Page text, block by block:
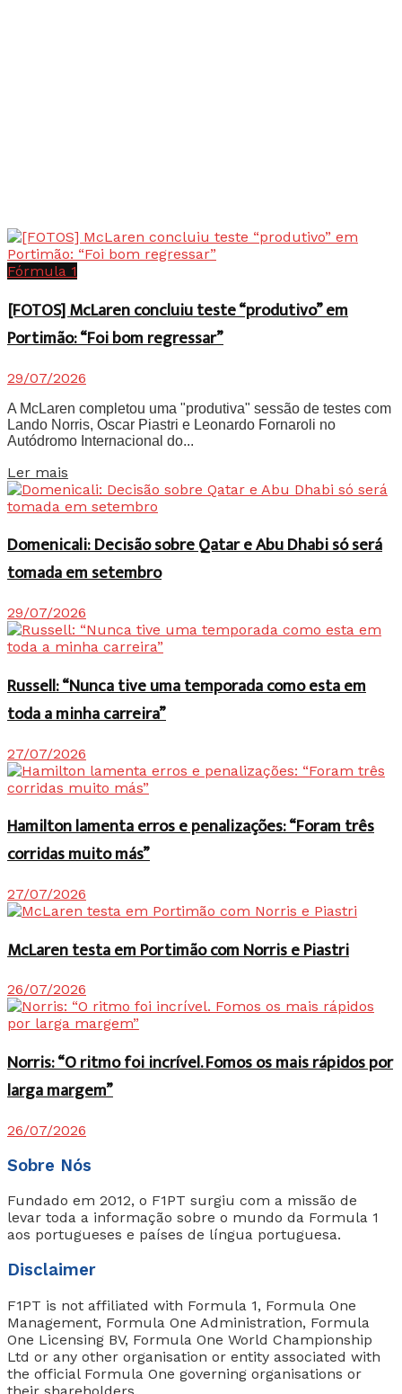
Fórmula 1
[FOTOS] McLaren concluiu teste “produtivo” em
Portimão: “Foi bom regressar”
29/07/2026
A McLaren completou uma "produtiva" sessão de testes com
Lando Norris, Oscar Piastri e Leonardo Fornaroli no
Autódromo Internacional do...
Ler mais
Domenicali: Decisão sobre Qatar e Abu Dhabi só será
tomada em setembro
29/07/2026
Russell: “Nunca tive uma temporada como esta em
toda a minha carreira”
27/07/2026
Hamilton lamenta erros e penalizações: “Foram três
corridas muito más”
27/07/2026
McLaren testa em Portimão com Norris e Piastri
26/07/2026
Norris: “O ritmo foi incrível. Fomos os mais rápidos por
larga margem”
26/07/2026
Sobre Nós
Fundado em 2012, o F1PT surgiu com a missão de
levar toda a informação sobre o mundo da Formula 1
aos portugueses e países de língua portuguesa.
Disclaimer
F1PT is not affiliated with Formula 1, Formula One
Management, Formula One Administration, Formula
One Licensing BV, Formula One World Championship
Ltd or any other organisation or entity associated with
the official Formula One governing organisations or